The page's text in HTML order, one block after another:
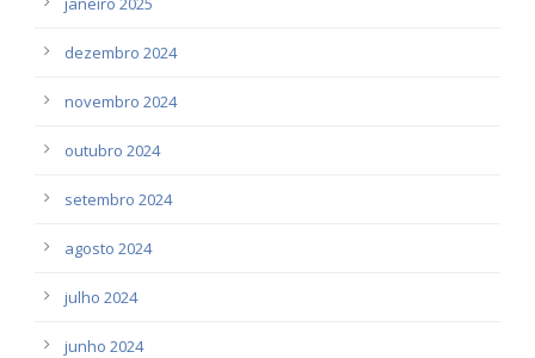
dezembro 2024
novembro 2024
outubro 2024
setembro 2024
agosto 2024
julho 2024
junho 2024